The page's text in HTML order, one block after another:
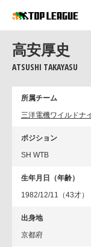
コラム
高安厚史
ATSUSHI TAKAYASU
所属チーム
三洋電機ワイルドナ
ポジション
SH WTB
生年月日（年齢）
1982/12/11（43才）
出身地
京都府